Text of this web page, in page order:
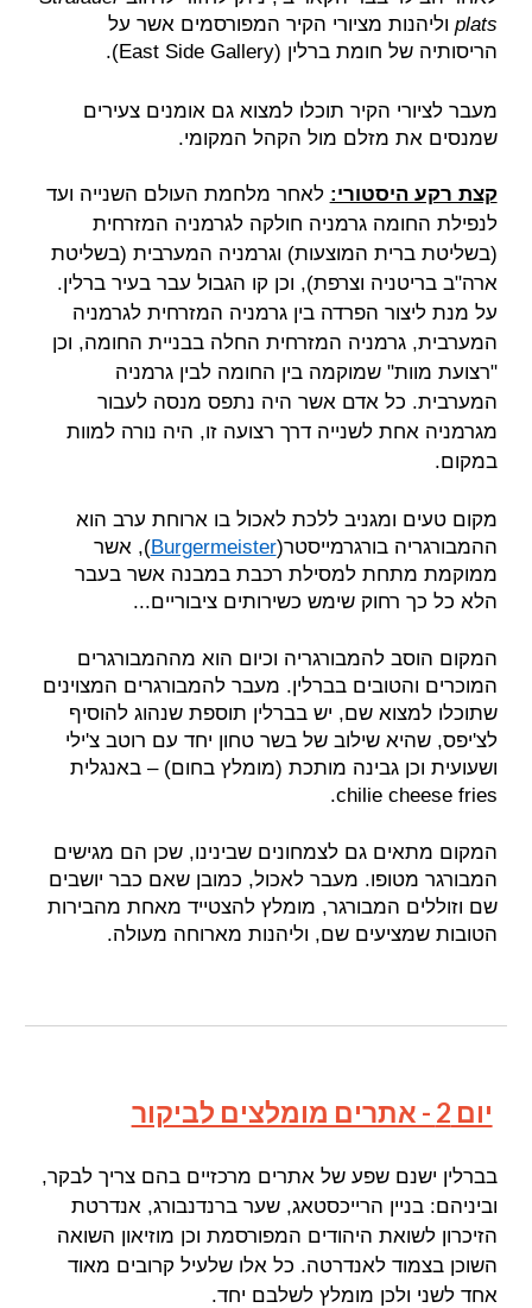
plats וליהנות מציורי הקיר המפורסמים אשר על
הריסותיה של חומת ברלין (East Side Gallery).
מעבר לציורי הקיר תוכלו למצוא גם אומנים צעירים
שמנסים את מזלם מול הקהל המקומי.
קצת רקע היסטורי: לאחר מלחמת העולם השנייה ועד
לנפילת החומה גרמניה חולקה לגרמניה המזרחית
(בשליטת ברית המוצעות) וגרמניה המערבית (בשליטת
ארה"ב בריטניה וצרפת), וכן קו הגבול עבר בעיר ברלין.
על מנת ליצור הפרדה בין גרמניה המזרחית לגרמניה
המערבית, גרמניה המזרחית החלה בבניית החומה, וכן
"רצועת מוות" שמוקמה בין החומה לבין גרמניה
המערבית. כל אדם אשר היה נתפס מנסה לעבור
מגרמניה אחת לשנייה דרך רצועה זו, היה נורה למוות
במקום.
מקום טעים ומגניב ללכת לאכול בו ארוחת ערב הוא
ההמבורגריה בורגרמייסטר(Burgermeister), אשר
ממוקמת מתחת למסילת רכבת במבנה אשר בעבר
הלא כל כך רחוק שימש כשירותים ציבוריים...
המקום הוסב להמבורגריה וכיום הוא מההמבורגרים
המוכרים והטובים בברלין. מעבר להמבורגרים המצוינים
שתוכלו למצוא שם, יש בברלין תוספת שנהוג להוסיף
לצ'יפס, שהיא שילוב של בשר טחון יחד עם רוטב צ'ילי
ושעועית וכן גבינה מותכת (מומלץ בחום) – באנגלית
chilie cheese fries.
המקום מתאים גם לצמחונים שבינינו, שכן הם מגישים
המבורגר מטופו. מעבר לאכול, כמובן שאם כבר יושבים
שם וזוללים המבורגר, מומלץ להצטייד מאחת מהבירות
הטובות שמציעים שם, וליהנות מארוחה מעולה.
יום 2 - אתרים מומלצים לביקור
בברלין ישנם שפע של אתרים מרכזיים בהם צריך לבקר,
וביניהם: בניין הרייכסטאג, שער ברנדנבורג, אנדרטת
הזיכרון לשואת היהודים המפורסמת וכן מוזיאון השואה
השוכן בצמוד לאנדרטה. כל אלו שלעיל קרובים מאוד
אחד לשני ולכן מומלץ לשלבם יחד.